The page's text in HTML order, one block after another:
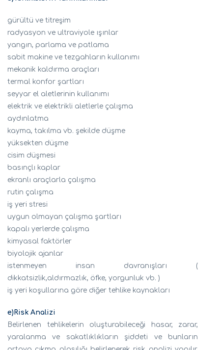
gürültü ve titreşim
radyasyon ve ultraviyole ışınlar
yangın, parlama ve patlama
sabit makine ve tezgahların kullanımı
mekanik kaldırma araçları
termal konfor şartları
seyyar el aletlerinin kullanımı
elektrik ve elektrikli aletlerle çalışma
aydınlatma
kayma, takılma vb. şekilde düşme
yüksekten düşme
cisim düşmesi
basınçlı kaplar
ekranlı araçlarla çalışma
rutin çalışma
iş yeri stresi
uygun olmayan çalışma şartları
kapalı yerlerde çalışma
kimyasal faktörler
biyolojik ajanlar
istenmeyen insan davranışları (
dikkatsizlik,aldırmazlık, öfke, yorgunluk vb. )
iş yeri koşullarına göre diğer tehlike kaynakları
e)Risk Analizi
Belirlenen tehlikelerin oluşturabileceği hasar, zarar,
yaralanma ve sakatlıklıkların şiddeti ve bunların